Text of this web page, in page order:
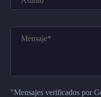
"Mensajes verificados por